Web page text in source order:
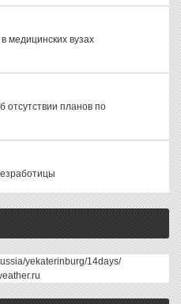
медицинских вузах
отсутствии планов по
yekaterinburg/14days/